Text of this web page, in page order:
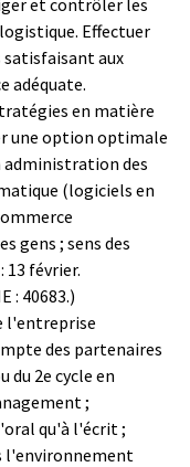
Effectuer
aux
adéquate.
en matière
une option optimale
administration des
(logiciels en
gens ; sens des
février.
: 40683.)
l'entreprise
des partenaires
du 2e cycle en
;
qu'à l'écrit ;
l'environnement